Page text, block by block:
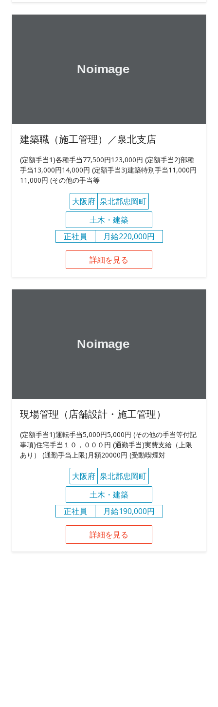
建築職（施工管理）／泉北支店
(定額手当1)各種手当77,500円123,000円 (定額手当2)部種
手当13,000円14,000円 (定額手当3)建築特別手当11,000円
11,000円 (その他の手当等
大阪府 泉北郡忠岡町
土木・建築
正社員
月給220,000円
詳細を見る
現場管理（店舗設計・施工管理）
(定額手当1)運転手当5,000円5,000円 (その他の手当等付記
事項)住宅手当１０，０００円 (通勤手当)実費支給（上限
あり） (通勤手当上限)月額20000円 (受動喫煙対
大阪府 泉北郡忠岡町
土木・建築
正社員
月給190,000円
詳細を見る